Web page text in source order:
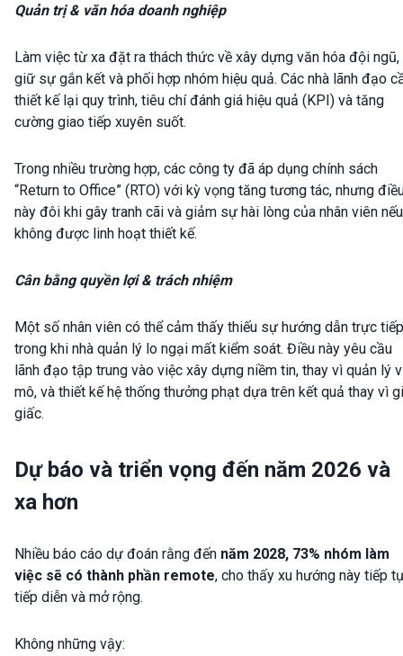
Quản trị & văn hóa doanh nghiệp
Làm việc từ xa đặt ra thách thức về xây dựng văn hóa đội ngũ,
giữ sự gắn kết và phối hợp nhóm hiệu quả. Các nhà lãnh đạo
thiết kế lại quy trình, tiêu chí đánh giá hiệu quả (KPI) và tăng
cường giao tiếp xuyên suốt.
Trong nhiều trường hợp, các công ty đã áp dụng chính sách
“Return to Office” (RTO) với kỳ vọng tăng tương tác, nhưng
này đôi khi gây tranh cãi và giảm sự hài lòng của nhân viên nếu
không được linh hoạt thiết kế.
Cân bằng quyền lợi & trách nhiệm
Một số nhân viên có thể cảm thấy thiếu sự hướng dẫn trực
trong khi nhà quản lý lo ngại mất kiểm soát. Điều này yêu cầu
lãnh đạo tập trung vào việc xây dựng niềm tin, thay vì quản lý
mô, và thiết kế hệ thống thưởng phạt dựa trên kết quả thay vì
giấc.
Dự báo và triển vọng đến năm 2026 và
xa hơn
Nhiều báo cáo dự đoán rằng đến năm 2028, 73% nhóm làm
việc sẽ có thành phần remote, cho thấy xu hướng này tiếp
tiếp diễn và mở rộng.
Không những vậy: